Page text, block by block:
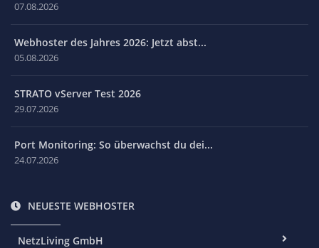
07.08.2026
Webhoster des Jahres 2026: Jetzt abst...
05.08.2026
STRATO vServer Test 2026
29.07.2026
Port Monitoring: So überwachst du dei...
24.07.2026
NEUESTE WEBHOSTER
NetzLiving GmbH